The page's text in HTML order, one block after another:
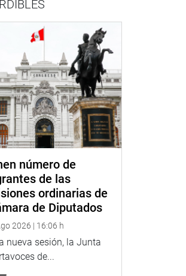
número de
de las
ordinarias de
de Diputados
2026 | 16:06 h
nueva sesión, la Junta
de...